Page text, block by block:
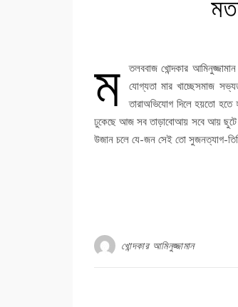
ম তলববাজ খোন্দকার
যোগ্যতা মার খাচ্ছেসমাজ
তারাঅভিযোগ দিলে হয়তো হতে
ঢুকেছে আজ সব তাড়াবোআয় সবে আয় ছুটে
উজান চলে যে-জন সেই তো সুজনত্যাগ-
খোন্দকার আমিনুজ্জামান